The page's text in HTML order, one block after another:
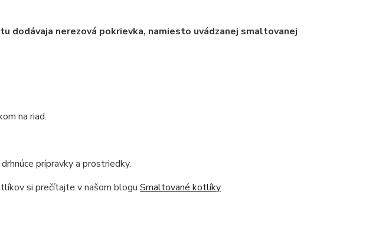
dodávaja nerezová pokrievka, namiesto uvádzanej smaltovanej
na riad.
prípravky a prostriedky.
si prečítajte v našom blogu Smaltované kotlíky